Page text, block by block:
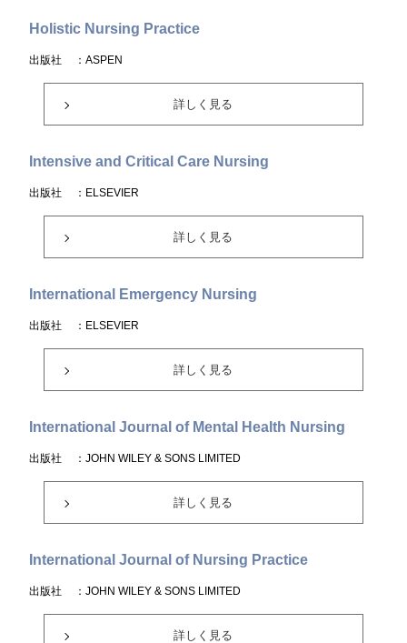
Holistic Nursing Practice
出版社 ：ASPEN
詳しく見る
Intensive and Critical Care Nursing
出版社 ：ELSEVIER
詳しく見る
International Emergency Nursing
出版社 ：ELSEVIER
詳しく見る
International Journal of Mental Health Nursing
出版社 ：JOHN WILEY & SONS LIMITED
詳しく見る
International Journal of Nursing Practice
出版社 ：JOHN WILEY & SONS LIMITED
詳しく見る